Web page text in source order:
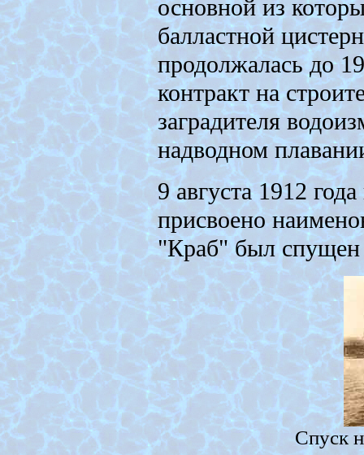
основной из
балластной
продолжалась до
контракт на
заградителя
надводном
9 августа 1912
присвоено
"Краб" был спущен
Спуск